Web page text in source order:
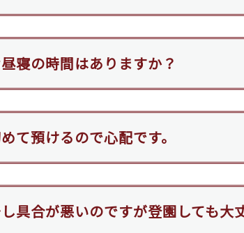
寝の時間はありますか？
て預けるので心配です。
具合が悪いのですが登園しても大